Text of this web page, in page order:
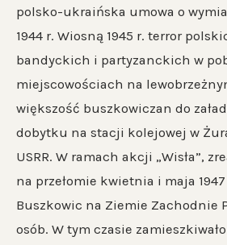
polsko-ukraińska umowa o
1944 r. Wiosną 1945 r. terror
bandyckich i partyzanckich w
miejscowościach na
większość buszkowiczan do
dobytku na stacji kolejowej w
USRR. W ramach akcji „Wisła”,
na przełomie kwietnia i maja
Buszkowic na Ziemie Zachodnie
osób. W tym czasie